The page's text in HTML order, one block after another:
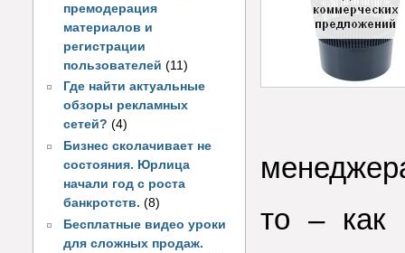
премодерация
материалов и
регистрации
пользователей(11)
Где найти актуальные
обзоры рекламных
сетей? (4)
Бизнес сколачивает не
состояния. Юрлица
начали год с роста
банкротств. (8)
Бесплатные видео уроки
для сложных продаж.
то – как